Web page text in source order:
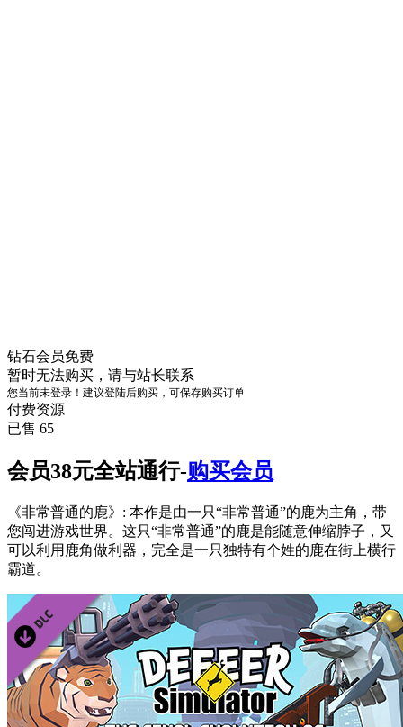
钻石会员免费
暂时无法购买，请与站长联系
您当前未登录！建议登陆后购买，可保存购买订单
付费资源
已售 65
会员38元全站通行-购买会员
《非常普通的鹿》: 本作是由一只“非常普通”的鹿为主角，带
您闯进游戏世界。这只“非常普通”的鹿是能随意伸缩脖子，又
可以利用鹿角做利器，完全是一只独特有个姓的鹿在街上横行
霸道。